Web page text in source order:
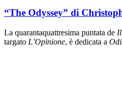
“The Odyssey” di
La quarantaquattresima puntata de
targato L’Opinione, è dedicata a